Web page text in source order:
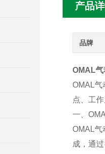
电机FCPA 71B-2参数
产品
品牌
OMAL气
OMAL
点、工
一、
OMAL气
成，通